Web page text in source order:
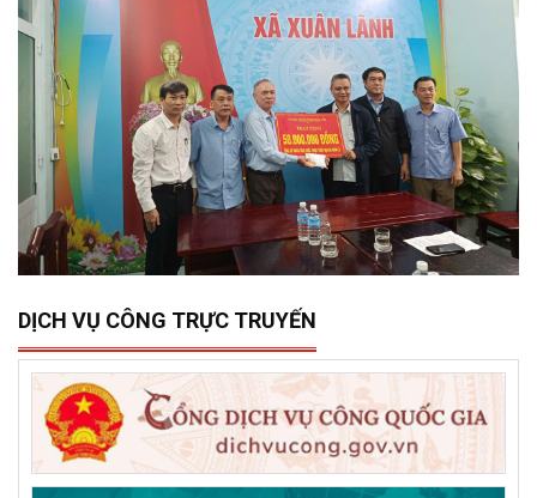
15/12/2025
Sở Xây dựng tổ chức trao 500 triệu đồng hỗ trợ 10 xã,
phường phía đông tỉnh Đắk Lắk bị thiệt hại do lũ lụt
DỊCH VỤ CÔNG TRỰC TRUYẾN